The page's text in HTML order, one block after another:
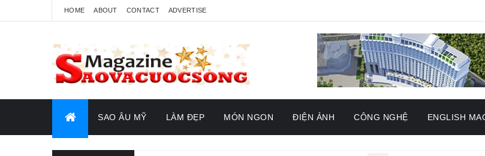
HOME ABOUT CONTACT ADVERTISE
SAO ÂU MỸ LÀM ĐẸP MÓN NGON ĐIỆN ẢNH CÔNG NGHỆ ENGLISH